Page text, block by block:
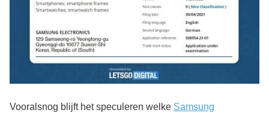
Vooralsnog blijft het speculeren welke Samsung